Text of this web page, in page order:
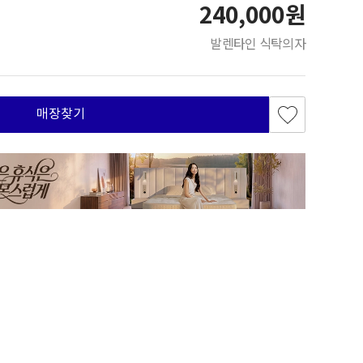
240,000원
발렌타인 식탁의자
매장찾기